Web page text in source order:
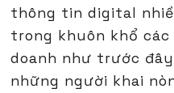
thông tin digital
trong khuôn khổ các
doanh như trước
những người khai